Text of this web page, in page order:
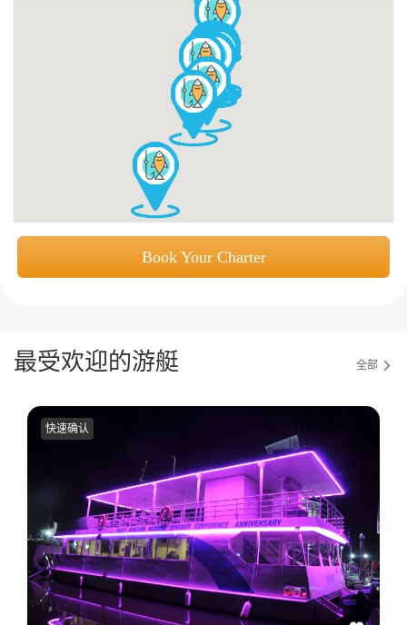
为什么选择我们
服务条款
获得优惠码
Book Your Charter
最受欢迎的游艇 全部
快速确认